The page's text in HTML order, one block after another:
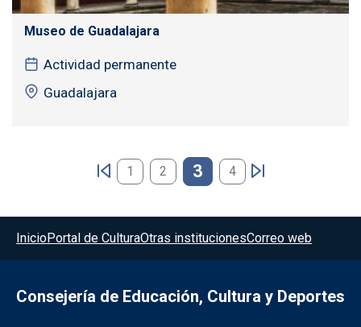
Museo de Guadalajara
Actividad permanente
Guadalajara
1 2 3 4
Menú del pie
InicioPortal de CulturaOtras institucionesCorreo web
Consejería de Educación, Cultura y Deportes